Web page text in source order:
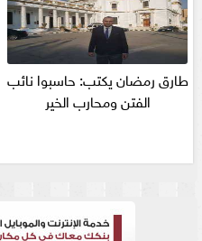
طارق رمضان يكتب: حاسبوا نائب
الفتن ومحارب الخير